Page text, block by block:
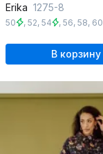
Erika 1275-8
50 , 52, 54 , 56, 58, 60
В корзину